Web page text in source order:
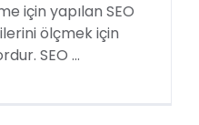
için yapılan SEO
ölçmek için
SEO ...